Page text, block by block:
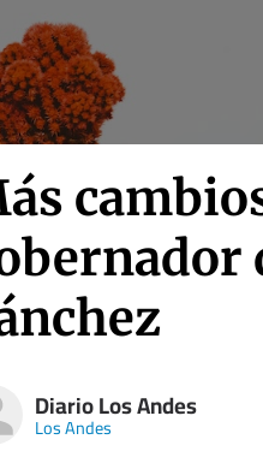
Diario Los Andes
Los Andes